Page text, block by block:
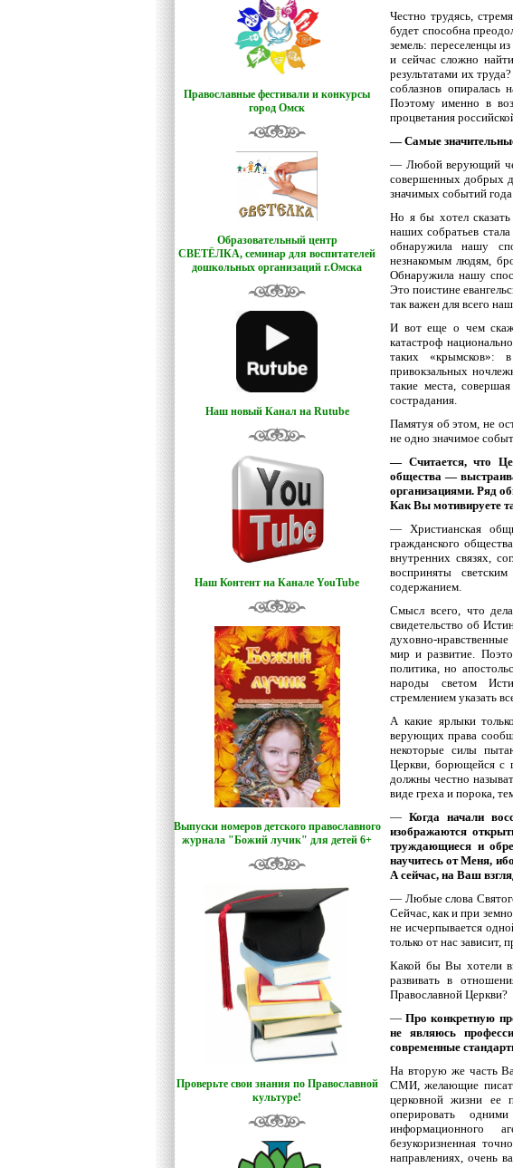
Православные фестивали и конкурсы
город Омск
Образовательный центр
СВЕТЁЛКА, семинар для воспитателей
дошкольных организаций г.Омска
Наш новый Канал на Rutube
Наш Контент на Канале YouTube
Выпуски номеров детского православного
журнала "Божий лучик" для детей 6+
Проверьте свои знания по Православной
культуре!
Честно трудясь,
будет способна
земель: переселенцы
и сейчас сложно
результатами их
соблазнов
Поэтому именно в
процветания
— Самые
— Любой верующий
совершенных добрых
значимых событий
Но я бы хотел
наших собратьев
обнаружила нашу
незнакомым людям,
Обнаружила нашу
Это поистине
так важен для всего
И вот еще о чем
катастроф
таких «крымсков»:
привокзальных
такие места,
сострадания.
Памятуя об этом, не
не одно значимое
— Считается, что
общества —
организациями. Ряд
Как Вы мотивируете
— Христианская
гражданского
внутренних связях,
восприняты
содержанием.
Смысл всего, что
свидетельство об
духовно-
мир и развитие.
политика, но
народы светом
стремлением указать
А какие ярлыки
верующих права
некоторые силы
Церкви, борющейся с
должны честно
виде греха и порока,
— Когда начали
изображаются
труждающиеся и
научитесь от Меня,
А сейчас, на Ваш
— Любые слова
Сейчас, как и при
не исчерпывается
только от нас зависит,
Какой бы Вы хотели
развивать в
Православной Церкви?
— Про конкретную
не являюсь
современные
На вторую же часть
СМИ, желающие
церковной жизни ее
оперировать
информационного
безукоризненная
направлениях, очень